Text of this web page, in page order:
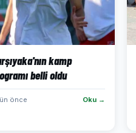
kamp
belli oldu
önce Oku →